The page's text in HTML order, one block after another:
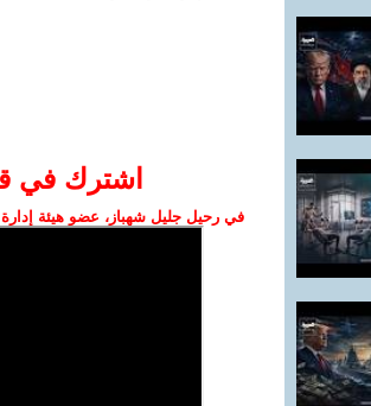
اشترك في
في رحيل جليل شهباز، عضو هيئة إدارة